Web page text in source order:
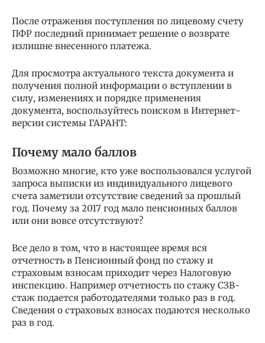
После отражения поступления по лицевому счету
ПФР последний принимает решение о возврате
излишне внесенного платежа.
Для просмотра актуального текста документа и
получения полной информации о вступлении в
силу, изменениях и порядке применения
документа, воспользуйтесь поиском в Интернет-
версии системы ГАРАНТ:
Почему мало баллов
Возможно многие, кто уже воспользовался услугой
запроса выписки из индивидуального лицевого
счета заметили отсутствие сведений за прошлый
год. Почему за 2017 год мало пенсионных баллов
или они вовсе отсутствуют?
Все дело в том, что в настоящее время вся
отчетность в Пенсионный фонд по стажу и
страховым взносам приходит через Налоговую
инспекцию. Например отчетность по стажу СЗВ-
стаж подается работодателями только раз в год.
Сведения о страховых взносах подаются несколько
раз в год.